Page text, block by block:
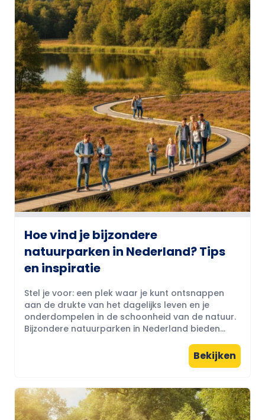
Hoe vind je bijzondere
natuurparken in Nederland? Tips
en inspiratie
Stel je voor: een plek waar je kunt ontsnappen
aan de drukte van het dagelijks leven en je
onderdompelen in de schoonheid van de natuur.
Bijzondere natuurparken in Nederland bieden...
Bekijken